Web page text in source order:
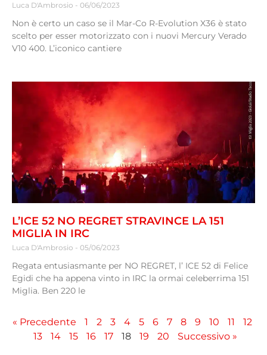
Luca D'Ambrosio 06/06/2023
Non è certo un caso se il Mar-Co R-Evolution X36 è stato
scelto per esser motorizzato con i nuovi Mercury Verado
V10 400. L’iconico cantiere
L’ICE 52 NO REGRET STRAVINCE LA 151
MIGLIA IN IRC
Luca D'Ambrosio 05/06/2023
Regata entusiasmante per NO REGRET, l’ ICE 52 di Felice
Egidi che ha appena vinto in IRC la ormai celeberrima 151
Miglia. Ben 220 le
« Precedente 1 2 3 4 5 6 7 8 9 10 11
12
13
14 15 16 17 18 19 20 Successivo »